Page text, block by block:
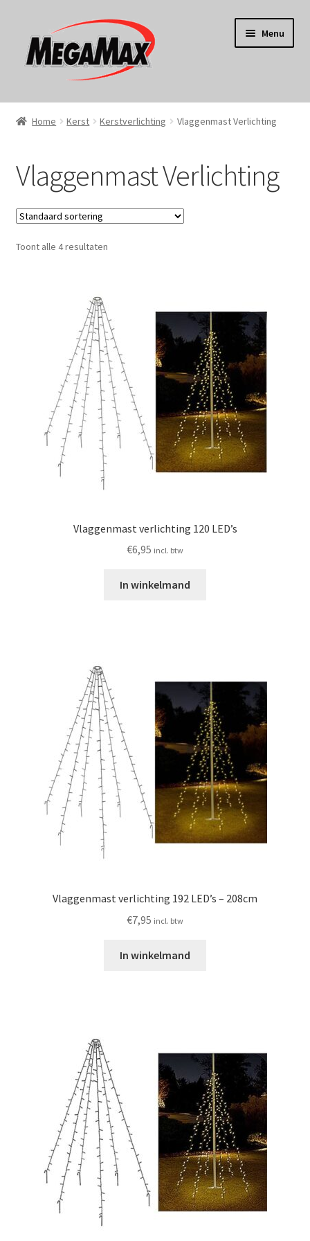
door
naar
naar
de
Menu
Home
Koken
Tuin
Gereedschap
Persoonlijke Verzorging
Elektronica
Speelgoed
Home Kerst Kerstverlichting Vlaggenmast Verlichting
Vlaggenmast Verlichting
Toont alle 4 resultaten
Vlaggenmast verlichting 120 LED’s
€6,95 incl. btw
In winkelmand
Vlaggenmast verlichting 192 LED’s – 208cm
€7,95 incl. btw
In winkelmand